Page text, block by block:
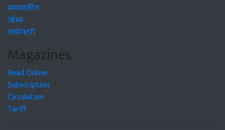
सम्पादकीय
जॉब्स
डायरेक्टरी
Magazines
Read Online
Subscription
Circulation
Tariff